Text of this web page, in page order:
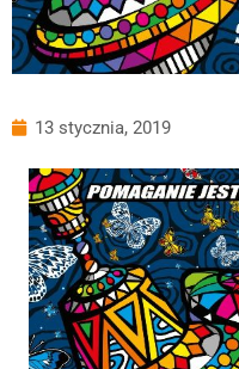
13 stycznia, 2019